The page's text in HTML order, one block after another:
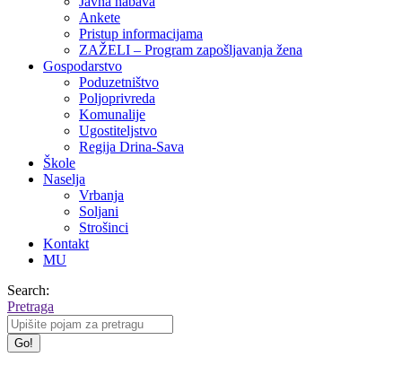
Ankete
Pristup informacijama
ZAŽELI – Program zapošljavanja žena
Gospodarstvo
Poduzetništvo
Poljoprivreda
Komunalije
Ugostiteljstvo
Regija Drina-Sava
Škole
Naselja
Vrbanja
Soljani
Strošinci
Kontakt
MU
Search:
Pretraga